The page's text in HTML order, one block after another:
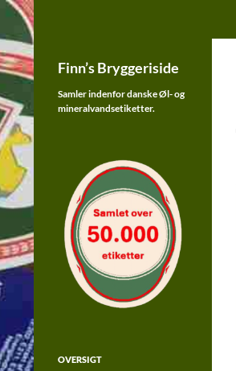
Hop
til
indhold
etiketter fra Danmark
Finn’s Bryggeriside
Samler indenfor danske Øl- og
mineralvandsetiketter.
OVERSIGT